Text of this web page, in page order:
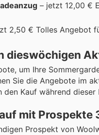
– jetzt 12,00 €
2,50 € Tolles Angebot
dieswöchigen
um Ihre
Sie die Angebote im
den Kauf während
mit Prospekte
Prospekt von